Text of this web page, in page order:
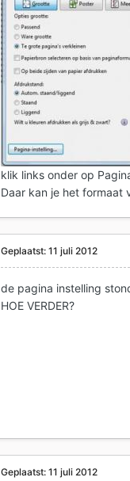
klik links onder op
Daar kan je het formaat
Geplaatst:11 juli 2012
de pagina instelling
HOE VERDER?
Geplaatst:11 juli 2012